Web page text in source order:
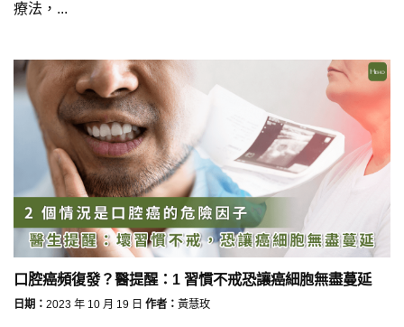
療法，...
口腔癌頻復發？醫提醒：1 習慣不戒恐讓癌細胞無盡蔓延
日期： 2023 年 10 月 19 日 作者： 黃慧玫